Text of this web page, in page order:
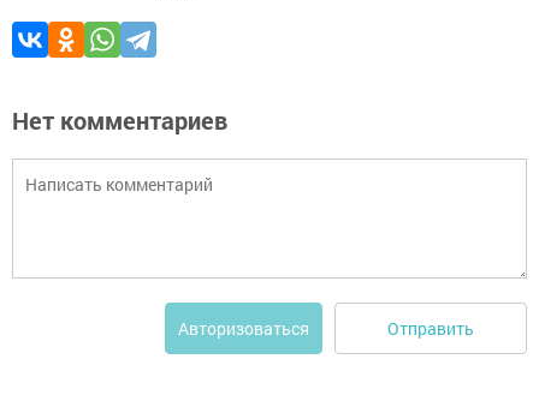
Нет комментариев
Авторизоваться Отправить